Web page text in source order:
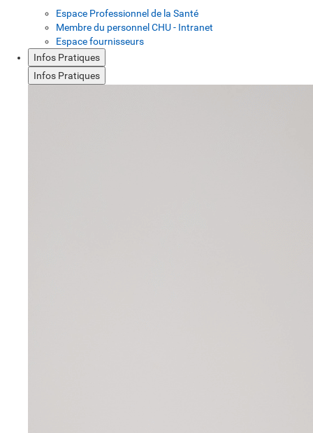
Espace Professionnel de la Santé
Membre du personnel CHU - Intranet
Espace fournisseurs
Infos Pratiques
Infos Pratiques